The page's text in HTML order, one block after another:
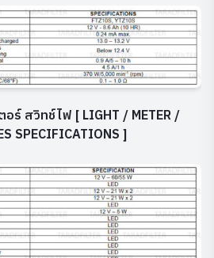
อร์ สวิทช์ไฟ [ LIGHT / METER /
SPECIFICATIONS ]